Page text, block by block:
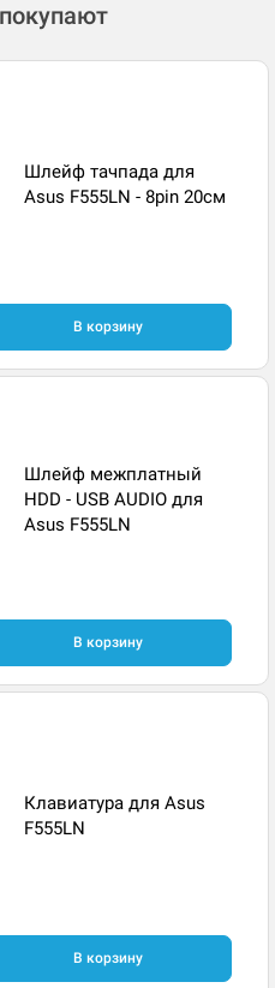
Шлейф тачпада для
Asus F555LN - 8pin 20см
В корзину
Шлейф межплатный
HDD - USB AUDIO для
Asus F555LN
В корзину
Клавиатура для Asus
F555LN
В корзину